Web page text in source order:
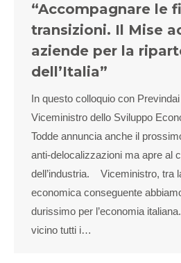
“Accompagnare le
transizioni. Il Mise
aziende per la
dell’Italia”
In questo colloquio con
Viceministro dello Sviluppo
Todde annuncia anche il
anti-delocalizzazioni ma apre al
dell’industria. Viceministro, tra
economica conseguente
durissimo per l’economia
vicino tutti i…